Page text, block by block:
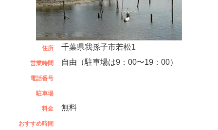
住所 千葉県我孫子市若松1
営業時間 自由（駐車場は9：00〜19：00）
電話番号
駐車場
料金 無料
おすすめ時間